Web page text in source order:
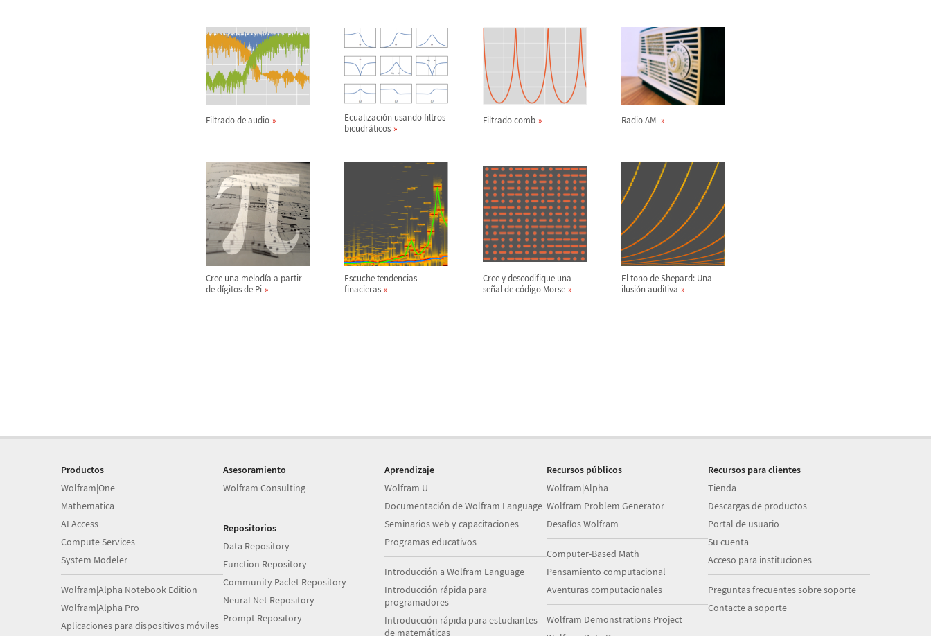
Filtrado de audio Ecualización usando filtros
bicudráticos
Filtrado comb Radio AM
Cree una melodía a partir
de dígitos de Pi
Escuche tendencias
finacieras
Cree y descodifique una
señal de código Morse
El tono de Shepard: Una
ilusión auditiva
Productos
Wolfram|One
Mathematica
AI Access
Compute Services
System Modeler
Wolfram|Alpha Notebook Edition
Wolfram|Alpha Pro
Aplicaciones para dispositivos móviles
Asesoramiento
Wolfram Consulting
Repositorios
Data Repository
Function Repository
Community Paclet Repository
Neural Net Repository
Prompt Repository
Aprendizaje
Wolfram U
Documentación de Wolfram Language
Seminarios web y capacitaciones
Programas educativos
Introducción a Wolfram Language
Introducción rápida para
programadores
Introducción rápida para estudiantes
de matemáticas
Recursos públicos
Wolfram|Alpha
Wolfram Problem Generator
Desafíos Wolfram
Computer-Based Math
Pensamiento computacional
Aventuras computacionales
Wolfram Demonstrations Project
Recursos para clientes
Tienda
Descargas de productos
Portal de usuario
Su cuenta
Acceso para instituciones
Preguntas frecuentes sobre soporte
Contacte a soporte